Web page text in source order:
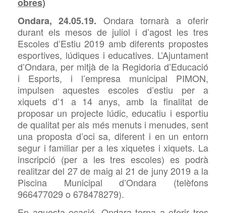
Ondara, 24.05.19. Ondara tornarà a oferir
durant els mesos de juliol i d’agost les tres
Escoles d’Estiu 2019 amb diferents propostes
esportives, lúdiques i educatives. L’Ajuntament
d’Ondara, per mitjà de la Regidoria d’Educació
i Esports, i l’empresa municipal PIMON,
impulsen aquestes escoles d’estiu per a
xiquets d’1 a 14 anys, amb la finalitat de
proposar un projecte lúdic, educatiu i esportiu
de qualitat per als més menuts i menudes, sent
una proposta d’oci sa, diferent i en un entorn
segur i familiar per a les xiquetes i xiquets. La
inscripció (per a les tres escoles) es podrà
realitzar del 27 de maig al 21 de juny 2019 a la
Piscina Municipal d’Ondara (telèfons
966477029 o 678478279).